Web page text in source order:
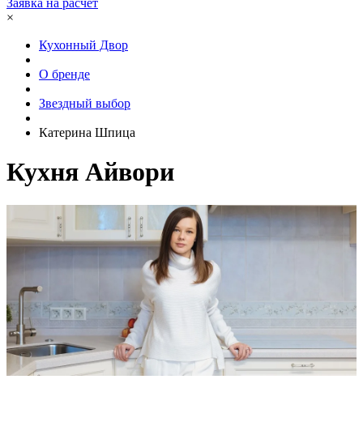
×
Кухонный Двор
О бренде
Звездный выбор
Катерина Шпица
Кухня Айвори